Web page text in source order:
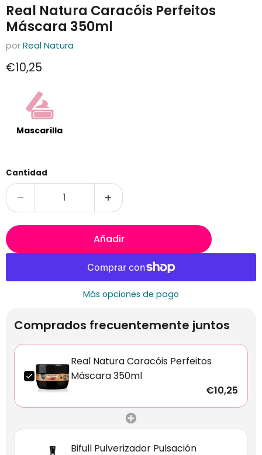
Real Natura Caracóis Perfeitos
Máscara 350ml
porReal Natura
Precio actual
€10,25
Mascarilla
Cantidad
Añadir
Más opciones de pago
Comprados frecuentemente juntos
Real Natura Caracóis Perfeitos
Máscara 350ml
€10,25
Bifull Pulverizador Pulsación